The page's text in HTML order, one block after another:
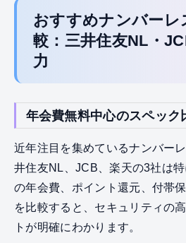
おすすめナンバーレ
較：三井住友NL・
力
年会費無料中心のスペック
近年注目を集めているナンバー
井住友NL、JCB、楽天の3社は
の年会費、ポイント還元、付帯
を比較すると、セキュリティの
トが明確にわかります。